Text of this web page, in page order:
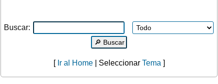
Buscar:
[ Ir al Home| SeleccionarTema ]